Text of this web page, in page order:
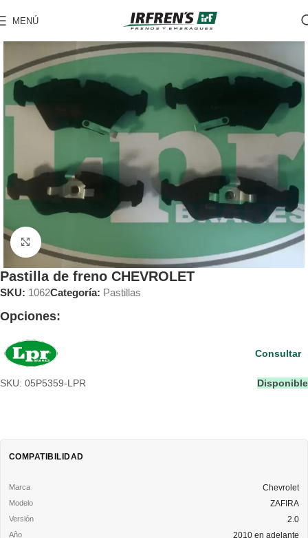
MENÚ
Clic para ampliar
Pastilla de freno CHEVROLET
SKU: 1062Categoría: Pastillas
Opciones:
SKU: 05P5359-LPR Disponible
Consultar
COMPATIBILIDAD
Chevrolet
ZAFIRA
2.0
2010 en adelante